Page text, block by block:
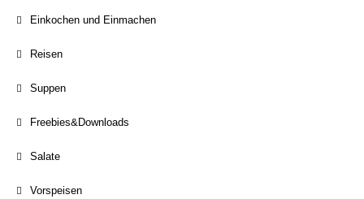
Einkochen und Einmachen
Reisen
Suppen
Freebies&Downloads
Salate
Vorspeisen